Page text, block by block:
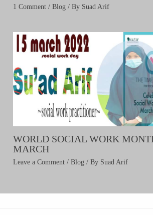
1 Comment / Blog/ By Suad Arif
WORLD SOCIAL WORK
MARCH
Leave a Comment / Blog / By Suad Arif